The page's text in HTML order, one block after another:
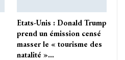
Etats-Unis : Donald Trump
prend un émission censé
masser le « tourisme des
natalité »…